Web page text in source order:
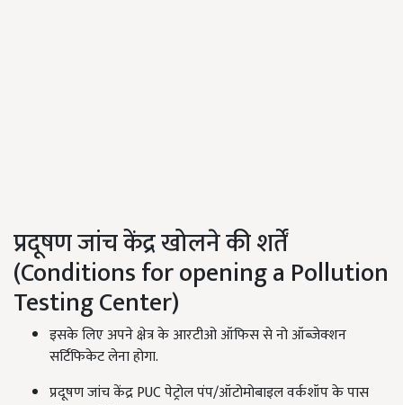
प्रदूषण जांच केंद्र खोलने की शर्तें
(Conditions for opening a Pollution
Testing Center)
इसके लिए अपने क्षेत्र के आरटीओ ऑफिस से नो ऑब्जेक्शन
सर्टिफिकेट लेना होगा.
प्रदूषण जांच केंद्र PUC पेट्रोल पंप/ऑटोमोबाइल वर्कशॉप के पास